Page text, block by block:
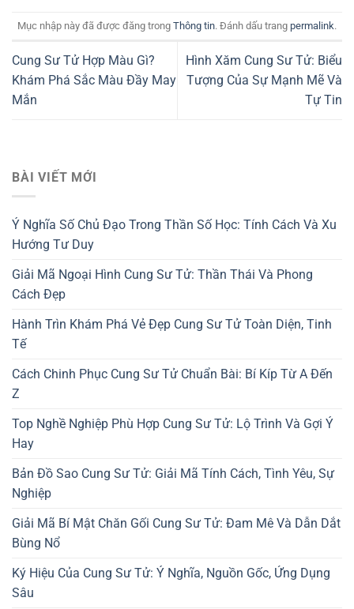
Mục nhập này đã được đăng trong Thông tin. Đánh dấu trang permalink.
Cung Sư Tử Hợp Màu Gì?
Khám Phá Sắc Màu Đầy May
Mắn
Hình Xăm Cung Sư Tử: Biểu
Tượng Của Sự Mạnh Mẽ Và
Tự Tin
BÀI VIẾT MỚI
Ý Nghĩa Số Chủ Đạo Trong Thần Số Học: Tính Cách Và Xu
Hướng Tư Duy
Giải Mã Ngoại Hình Cung Sư Tử: Thần Thái Và Phong
Cách Đẹp
Hành Trìn Khám Phá Vẻ Đẹp Cung Sư Tử Toàn Diện, Tinh
Tế
Cách Chinh Phục Cung Sư Tử Chuẩn Bài: Bí Kíp Từ A Đến
Z
Top Nghề Nghiệp Phù Hợp Cung Sư Tử: Lộ Trình Và Gợi Ý
Hay
Bản Đồ Sao Cung Sư Tử: Giải Mã Tính Cách, Tình Yêu, Sự
Nghiệp
Giải Mã Bí Mật Chăn Gối Cung Sư Tử: Đam Mê Và Dẫn Dắt
Bùng Nổ
Ký Hiệu Của Cung Sư Tử: Ý Nghĩa, Nguồn Gốc, Ứng Dụng
Sâu